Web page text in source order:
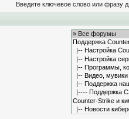
Введите ключевое слово или фразу